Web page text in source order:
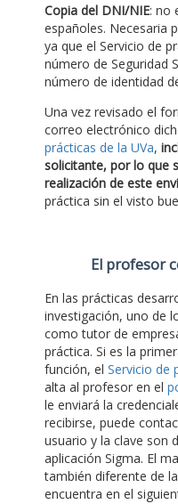
Copia del DNI/NIE: no
españoles. Necesaria
ya que el Servicio de
número de Seguridad
número de identidad
Una vez revisado el
correo electrónico
prácticas de la UVa,
solicitante, por lo que
realización de este
práctica sin el visto
El profesor
En las prácticas
investigación, uno de
como tutor de
práctica. Si es la
función, el Servicio de
alta al profesor en el
le enviará la
recibirse, puede
usuario y la clave son
aplicación Sigma. El
también diferente de
encuentra en el